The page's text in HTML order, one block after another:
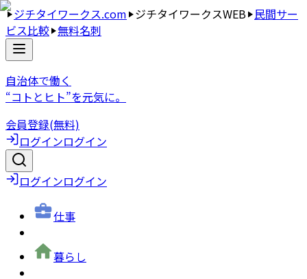
ジチタイワークス.com ジチタイワークスWEB 民間サー
ビス比較 無料名刺
自治体で働く
“コトとヒト”を元気に。
会員登録(無料)
ログインログイン
ログインログイン
仕事
暮らし